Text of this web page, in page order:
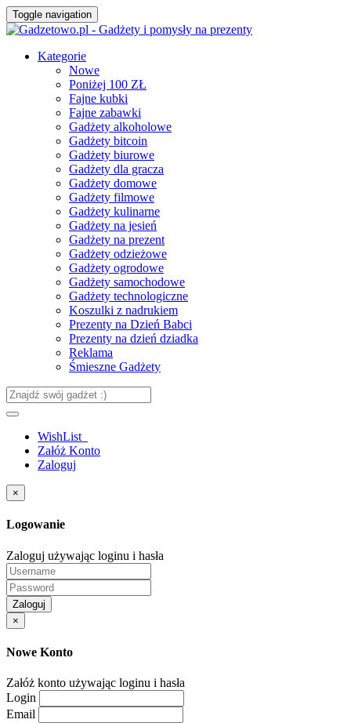
Toggle navigation
Kategorie
Nowe
Poniżej 100 ZŁ
Fajne kubki
Fajne zabawki
Gadżety alkoholowe
Gadżety bitcoin
Gadżety biurowe
Gadżety dla gracza
Gadżety domowe
Gadżety filmowe
Gadżety kulinarne
Gadżety na jesień
Gadżety na prezent
Gadżety odzieżowe
Gadżety ogrodowe
Gadżety samochodowe
Gadżety technologiczne
Koszulki z nadrukiem
Prezenty na Dzień Babci
Prezenty na dzień dziadka
Reklama
Śmieszne Gadżety
WishList
Załóż Konto
Zaloguj
×
Logowanie
Zaloguj używając loginu i hasła
Zaloguj
×
Nowe Konto
Załóż konto używając loginu i hasła
Login
Email